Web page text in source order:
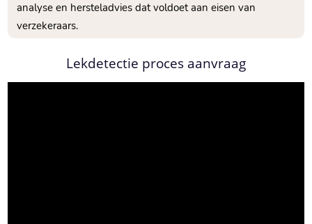
analyse en hersteladvies dat voldoet aan eisen van
verzekeraars.
Lekdetectie proces aanvraag